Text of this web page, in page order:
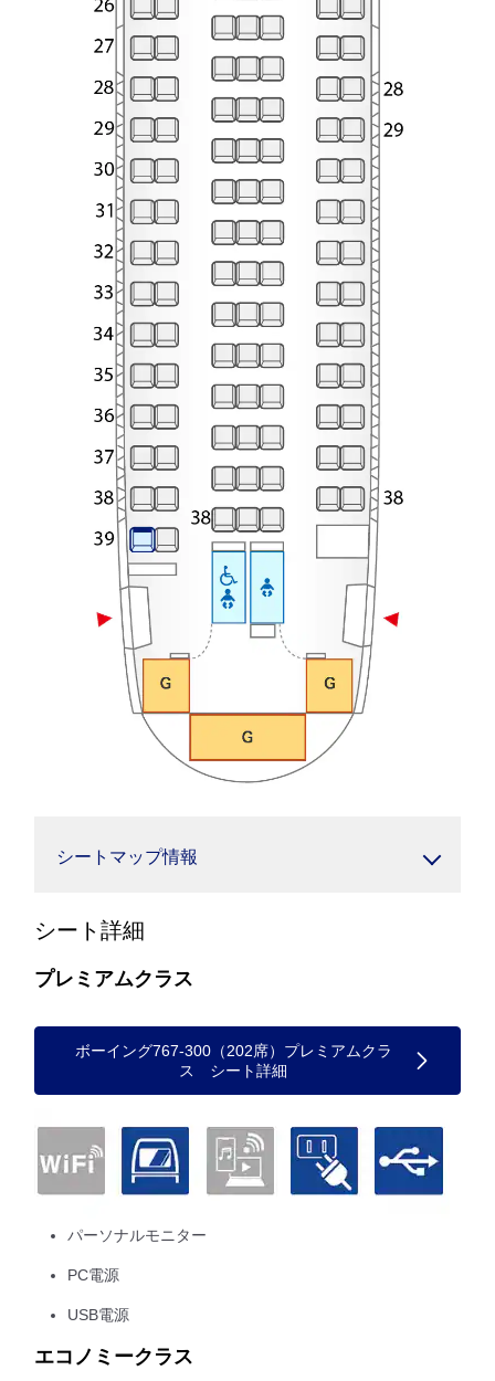
シートマップ情報
シート詳細
プレミアムクラス
ボーイング767-300（202席）プレミアムクラ
ス シート詳細
パーソナルモニター
PC電源
USB電源
エコノミークラス